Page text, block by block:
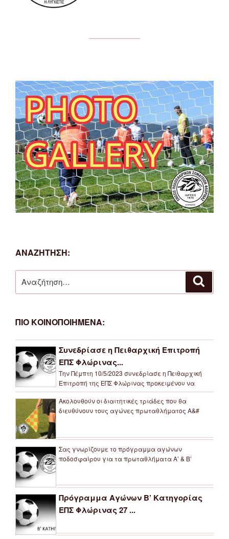
ΑΝΑΖΗΤΗΣΗ:
για:
ΠΙΟ ΚΟΙΝΟΠΟΙΗΜΕΝΑ:
Συνεδρίασε η Πειθαρχική Επιτροπή
ΕΠΣ Φλώρινας...
Την Πέμπτη 10/5/2023 συνεδρίασε η Πειθαρχική
Επιτροπή της ΕΠΣ Φλώρινας προκειμένου να
Ακολουθούν οι διαιτητικές τριάδες που θα
διευθύνουν τους αγώνες πρωταθλήματος Α&#
Σας γνωρίζουμε το πρόγραμμα αγώνων
ποδοσφαίρου για τα πρωταθλήματα Α’ & Β’
Πρόγραμμα Αγώνων Β’ Κατηγορίας
ΕΠΣ Φλώρινας 27 ...